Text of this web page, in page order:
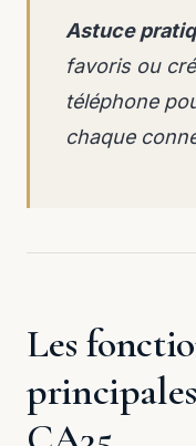
Astuce
favoris ou
téléphone
chaque
Les